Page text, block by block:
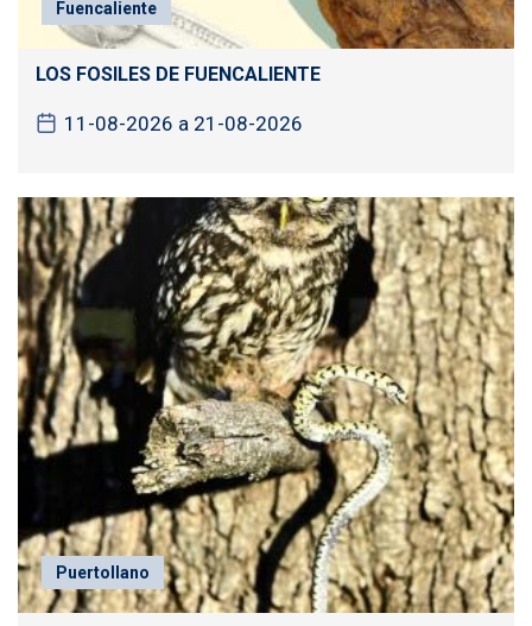
Fuencaliente
LOS FOSILES DE FUENCALIENTE
11-08-2026 a 21-08-2026
Puertollano